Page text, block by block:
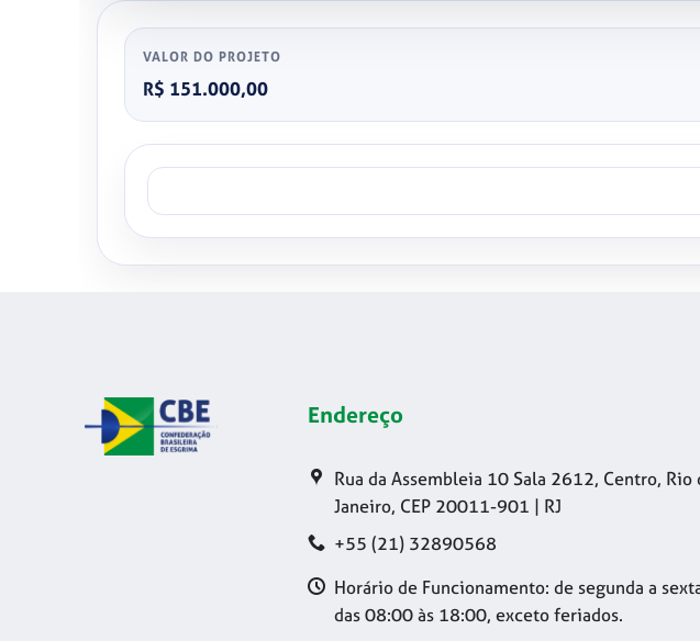
VALOR DO PROJETO
R$ 151.000,00
Endereço
Rua da Assembleia 10 Sala 2612, Centro, Rio
Janeiro, CEP 20011-901 | RJ
+55 (21) 32890568
Horário de Funcionamento: de segunda a
das 08:00 às 18:00, exceto feriados.